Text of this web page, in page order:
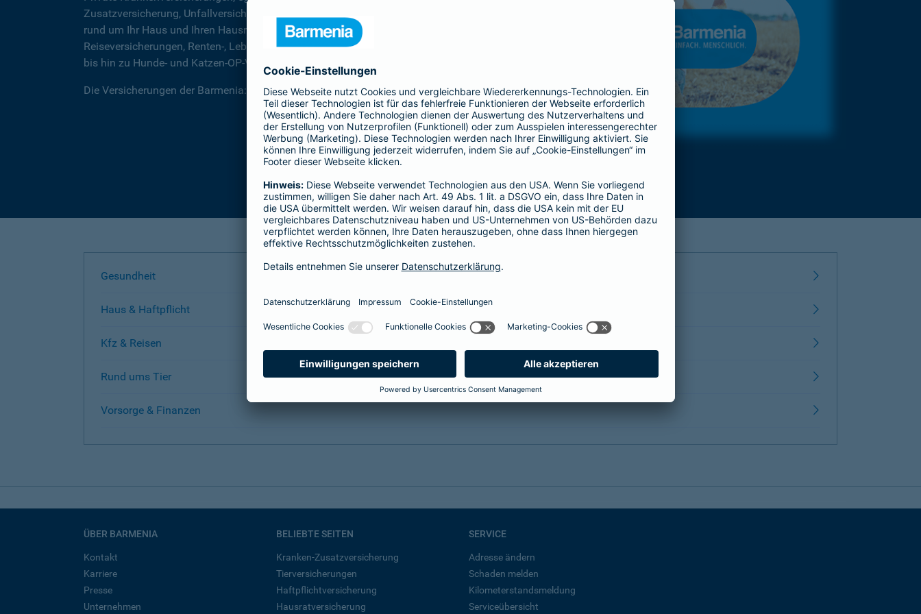
Zusatzversicherung, Unfallversicherungen für Kinder und Erwachsene, Schutz
rund um Ihr Haus und Ihren Hausrat, über Rechtsschutzversicherung, Kfz- und
Reiseversicherungen, Renten-, Lebens- und Berufsunfähigkeitsversicherung
bis hin zu Hunde- und Katzen-OP-Versicherungen.
Die Versicherungen der Barmenia: Wir helfen Ihnen in jeder Lebenslage
Gesundheit
Haus & Haftpflicht
Kfz & Reisen
Rund ums Tier
Vorsorge & Finanzen
ÜBER BARMENIA
Kontakt
Karriere
Presse
Unternehmen
BELIEBTE SEITEN
Kranken-Zusatzversicherung
Tierversicherungen
Haftpflichtversicherung
Hausratversicherung
SERVICE
Adresse ändern
Schaden melden
Kilometerstandsmeldung
Serviceübersicht